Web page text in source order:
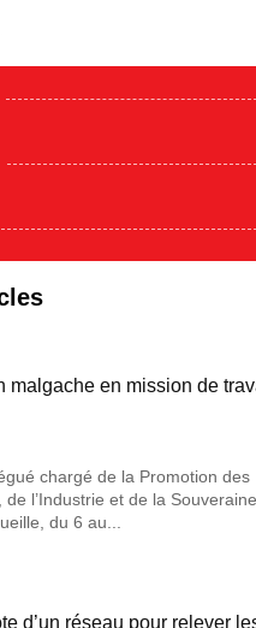
malgache en mission de
chargé de la Promotion des
de l’Industrie et de la
du 6 au...
d’un réseau pour relever